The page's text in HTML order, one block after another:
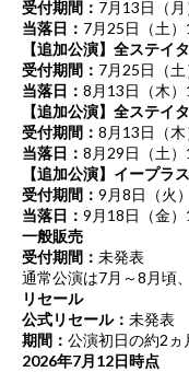
受付期間： 7月13日（月
当落日： 7月25日（土
【追加公演】全ステイ
受付期間： 7月25日（土
当落日： 8月13日（木
【追加公演】全ステイ
受付期間： 8月13日（木
当落日： 8月29日（土
【追加公演】イープラ
受付期間： 9月8日（火
当落日： 9月18日（金
一般販売
受付期間： 未発表
通常公演は7月～8月頃
リセール
公式リセール： 未発表
期間： 公演初日の約2ヵ
2026年7月12日時点